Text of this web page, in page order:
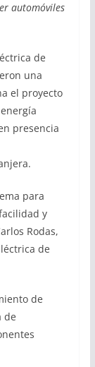
automóviles
de
una
el proyecto
presencia
para
y
Rodas,
de
de
de